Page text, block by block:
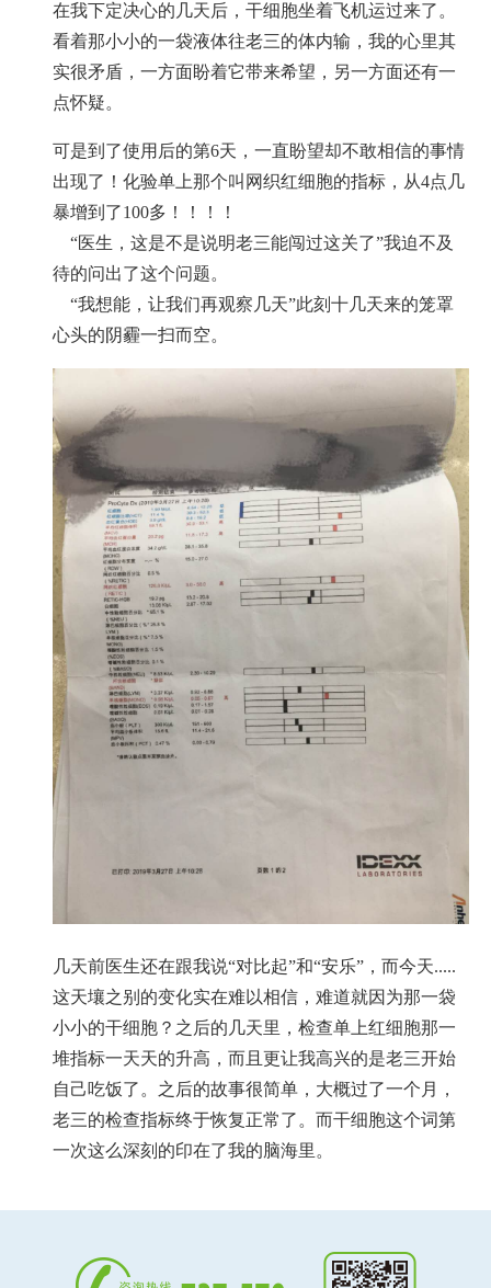
在我下定决心的几天后，干细胞坐着飞机运过来了。
看着那小小的一袋液体往老三的体内输，我的心里其
实很矛盾，一方面盼着它带来希望，另一方面还有一
点怀疑。
可是到了使用后的第6天，一直盼望却不敢相信的事情
出现了！化验单上那个叫网织红细胞的指标，从4点几
暴增到了100多！！！！
“医生，这是不是说明老三能闯过这关了”我迫不及
待的问出了这个问题。
“我想能，让我们再观察几天”此刻十几天来的笼罩
心头的阴霾一扫而空。
几天前医生还在跟我说“对比起”和“安乐”，而今天.....
这天壤之别的变化实在难以相信，难道就因为那一袋
小小的干细胞？之后的几天里，检查单上红细胞那一
堆指标一天天的升高，而且更让我高兴的是老三开始
自己吃饭了。之后的故事很简单，大概过了一个月，
老三的检查指标终于恢复正常了。而干细胞这个词第
一次这么深刻的印在了我的脑海里。